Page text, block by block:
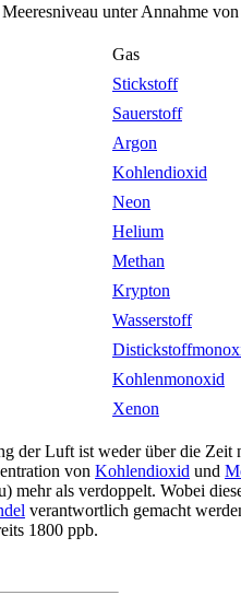
unter Annahme
Gas
Stickstoff
Sauerstoff
Argon
Kohlendioxid
Neon
Helium
Methan
Krypton
Wasserstoff
Kohlenmonoxid
Xenon
der Luft ist weder über die
von Kohlendioxid und
mehr als verdoppelt. Wobei
verantwortlich gemacht
1800 ppb.